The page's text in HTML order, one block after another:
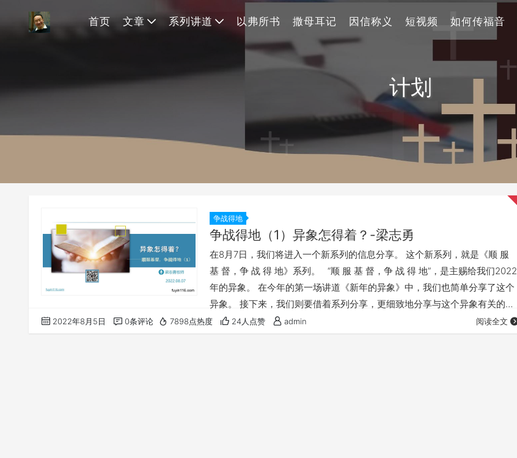
首页 文章 系列讲道 以弗所书 撒母耳记 因信称义 短视频 如何传福音
计划
争战得地
争战得地（1）异象怎得着？-梁志勇
在8月7日，我们将进入一个新系列的信息分享。 这个新系列，就是《顺 服
基 督，争 战 得 地》系列。 “顺 服 基 督，争 战 得 地”，是主赐给我们2022
年的异象。 在今年的第一场讲道《新年的异象》中，我们也简单分享了这个
异象。 接下来，我们则要借着系列分享，更细致地分享与这个异象有关的真
理。 在第一讲中，我们着重要跟大家分享的是： 何为异象？ 为什么我们会
得到上帝所赐的这个异象？ 这个异象对我们，有何要求？ 欢迎您收听我们
2022年8月5日 0条评论 7898点热度 24人点赞 admin 阅读全文